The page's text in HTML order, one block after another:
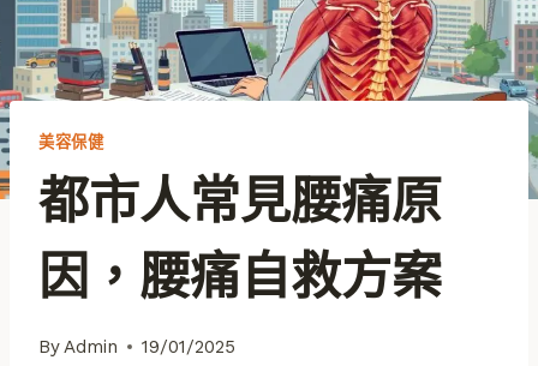
美容保健
都市人常見腰痛原
因，腰痛自救方案
ByAdmin 19/01/2025